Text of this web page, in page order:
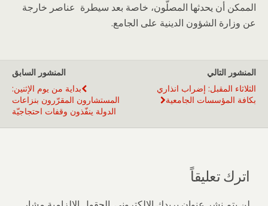
الممكن أن يحدثها المصلّون، خاصة بعد سيطرة عناصر خارجة
عن وزارة الشؤون الدينية على الجامع.
المنشور السابق
بداية من يوم الإثنين:
المستشارون المقرّرون بنزاعات
الدولة ينفّذون وقفات احتجاجيّة
المنشور التالي
الثلاثاء المقبل: إضراب انذاري
بكافة المؤسسات الجامعية
اترك تعليقاً